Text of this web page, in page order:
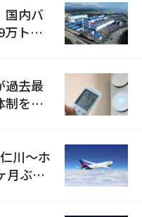
国内バ
万トン
過去最
制を点
川〜ホ
月ぶり